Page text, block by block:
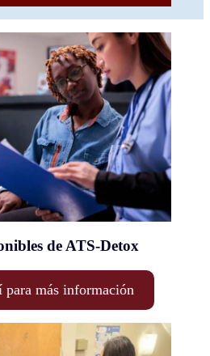
de ATS-Detox
para más información